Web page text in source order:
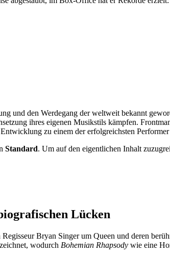
und den Werdegang der weltweit bekannt
ihres eigenen Musikstils kämpfen.
zu einem der erfolgreichsten
Standard. Um auf den eigentlichen Inhalt
Lücken
Bryan Singer um Queen und deren
wodurch Bohemian Rhapsody wie eine